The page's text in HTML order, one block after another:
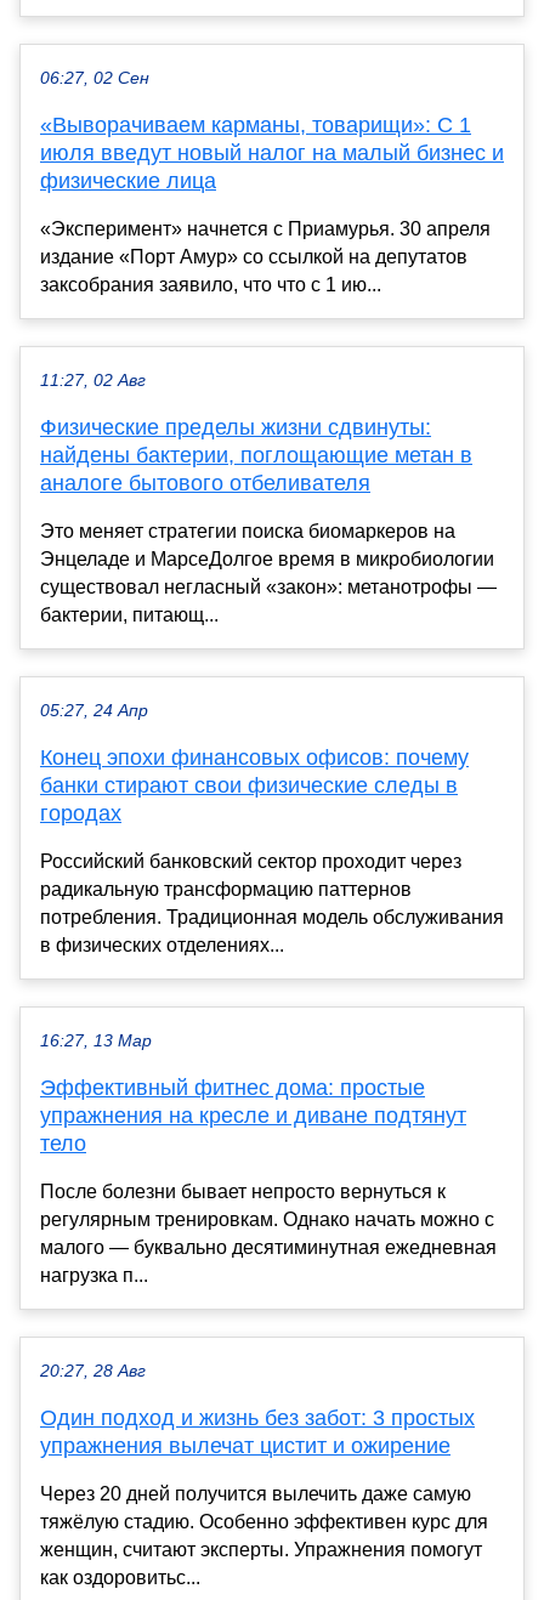
06:27, 02 Сен
«Выворачиваем карманы, товарищи»: С 1
июля введут новый налог на малый бизнес и
физические лица
«Эксперимент» начнется с Приамурья. 30 апреля
издание «Порт Амур» со ссылкой на депутатов
заксобрания заявило, что что с 1 ию...
11:27, 02 Авг
Физические пределы жизни сдвинуты:
найдены бактерии, поглощающие метан в
аналоге бытового отбеливателя
Это меняет стратегии поиска биомаркеров на
Энцеладе и МарсеДолгое время в микробиологии
существовал негласный «закон»: метанотрофы —
бактерии, питающ...
05:27, 24 Апр
Конец эпохи финансовых офисов: почему
банки стирают свои физические следы в
городах
Российский банковский сектор проходит через
радикальную трансформацию паттернов
потребления. Традиционная модель обслуживания
в физических отделениях...
16:27, 13 Мар
Эффективный фитнес дома: простые
упражнения на кресле и диване подтянут
тело
После болезни бывает непросто вернуться к
регулярным тренировкам. Однако начать можно с
малого — буквально десятиминутная ежедневная
нагрузка п...
20:27, 28 Авг
Один подход и жизнь без забот: 3 простых
упражнения вылечат цистит и ожирение
Через 20 дней получится вылечить даже самую
тяжёлую стадию. Особенно эффективен курс для
женщин, считают эксперты. Упражнения помогут
как оздоровитьс...